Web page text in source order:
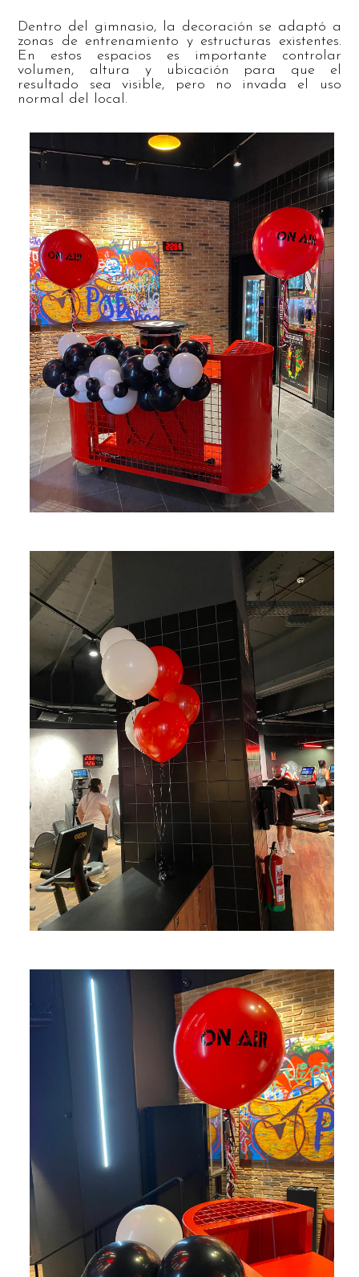
Dentro del gimnasio, la decoración se adaptó a
zonas de entrenamiento y estructuras existentes.
En estos espacios es importante controlar
volumen, altura y ubicación para que el
resultado sea visible, pero no invada el uso
normal del local.